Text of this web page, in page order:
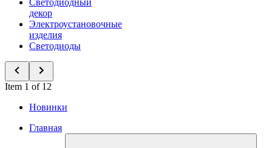
Светодиодный
декор
Электроустановочные
изделия
Светодиоды
Item 1 of 12
Новинки
Главная